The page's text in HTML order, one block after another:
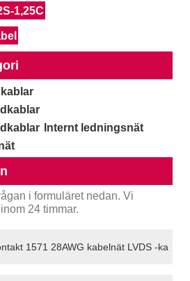
1,25C
Internt ledningsnät
i formuläret nedan. Vi
24 timmar.